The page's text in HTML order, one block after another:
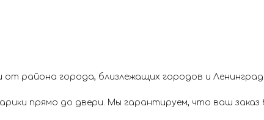
района города, близлежащих городов и
прямо до двери. Мы гарантируем, что ваш заказ